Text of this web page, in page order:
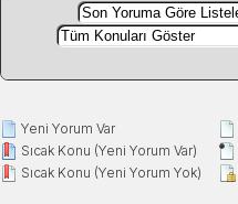
Yeni Yorum Var
Sıcak Konu (Yeni Yorum Var)
Sıcak Konu (Yeni Yorum Yok)